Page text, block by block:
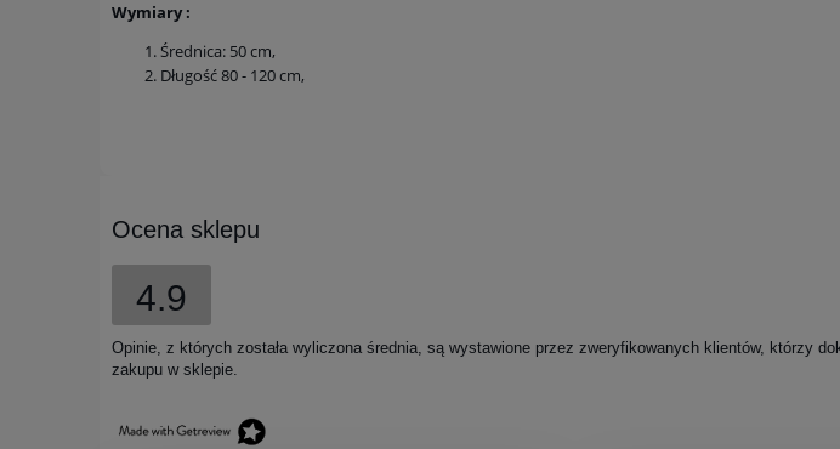
Wymiary :
Średnica: 50 cm,
Długość 80 - 120 cm,
Ocena sklepu
4.9
Opinie, z których została wyliczona średnia, są wystawione przez zweryfikowanych klientów, którzy
zakupu w sklepie.